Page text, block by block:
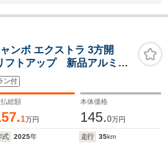
ンボ エクストラ 3方開
フトアップ 新品アルミ
オートマ車 スマート
ートアシスト アイドリ
ナー LED
ン付
総額
1万円
本体価格
145.0万円
式 2025年 走行 35km